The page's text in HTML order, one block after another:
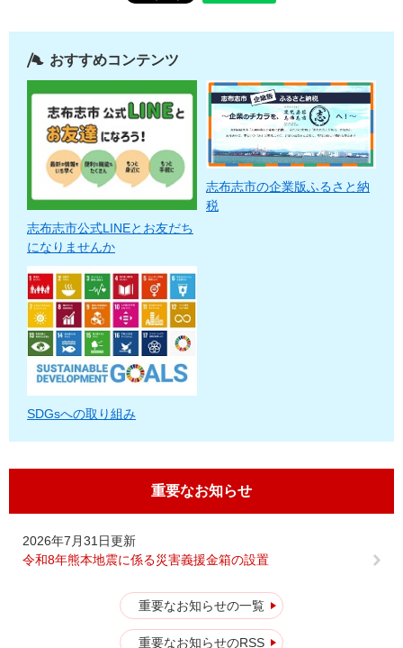
おすすめコンテンツ
志布志市公式LINEとお友だち
になりませんか
志布志市の企業版ふるさと納
税
SDGsへの取り組み
重要なお知らせ
2026年7月31日更新
令和8年熊本地震に係る災害義援金箱の設置
重要なお知らせの一覧
重要なお知らせのRSS